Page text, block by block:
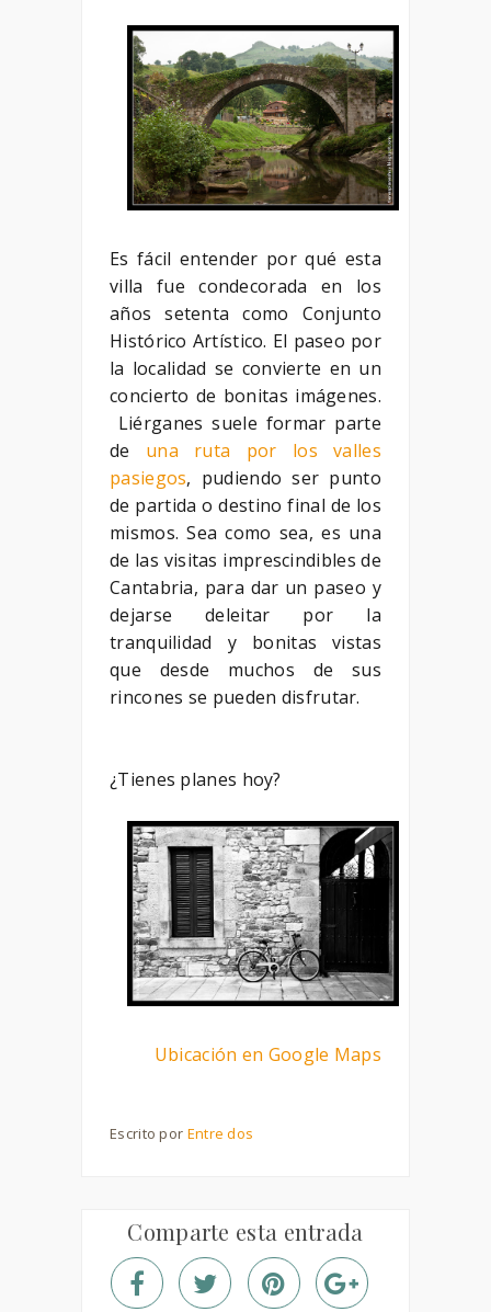
Es fácil entender por qué esta
villa fue condecorada en los
años setenta como Conjunto
Histórico Artístico. El paseo por
la localidad se convierte en un
concierto de bonitas imágenes.
Liérganes suele formar parte
de una ruta por los valles
pasiegos, pudiendo ser punto
de partida o destino final de los
mismos. Sea como sea, es una
de las visitas imprescindibles de
Cantabria, para dar un paseo y
dejarse deleitar por la
tranquilidad y bonitas vistas
que desde muchos de sus
rincones se pueden disfrutar.
¿Tienes planes hoy?
Ubicación en Google Maps
Escrito por Entre dos
Comparte esta entrada